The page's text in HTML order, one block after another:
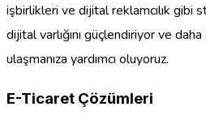
işbirlikleri ve dijital reklamcılık gibi
dijital varlığını güçlendiriyor ve
ulaşmanıza yardımcı oluyoruz.
E-Ticaret Çözümleri